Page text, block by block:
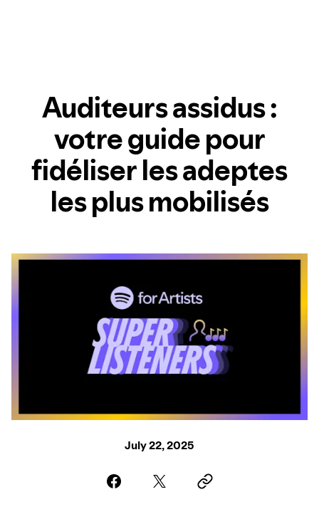
Auditeurs assidus :
votre guide pour
fidéliser les adeptes
les plus mobilisés
July 22, 2025